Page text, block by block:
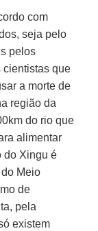
com
seja pelo
pelos
cientistas que
a morte de
região da
do rio que
alimentar
do Xingu é
Meio
de
pela
existem